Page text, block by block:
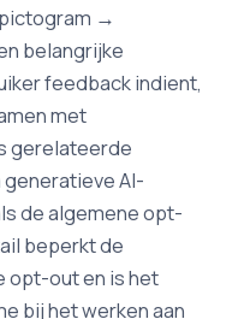
→
belangrijke
feedback indient,
met
gerelateerde
AI-
de algemene opt-
beperkt de
opt-out en is het
bij het werken aan